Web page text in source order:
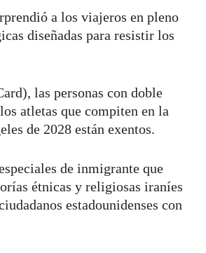
a los viajeros en pleno
diseñadas para resistir los
las personas con doble
atletas que compiten en la
de 2028 están exentos.
de inmigrante que
étnicas y religiosas iraníes
estadounidenses con